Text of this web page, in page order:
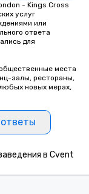
- Kings Cross
услуг
или
ответа
для
места
залы, рестораны,
новых мерах,
в Cvent